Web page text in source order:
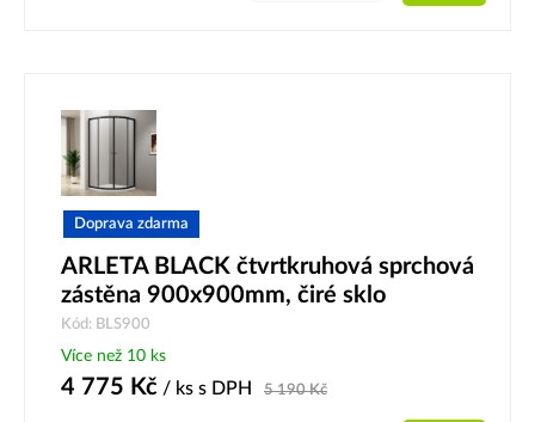
Doprava zdarma
ARLETA BLACK čtvrtkruhová sprchová
zástěna 900x900mm, čiré sklo
Kód: BLS900
Více než 10 ks
4 775 Kč / ks s DPH 5 190Kč